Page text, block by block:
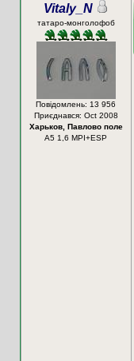
Vitaly_N
татаро-монголофоб
Повідомлень: 13 956
Приєднався: Oct 2008
Харьков, Павлово поле
А5 1,6 MPI+ESP